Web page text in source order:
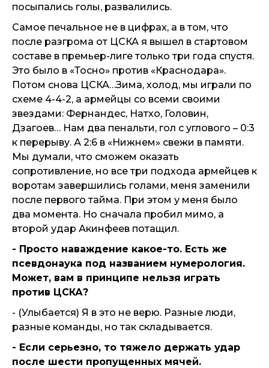
посыпались голы, развалились.
Самое печальное не в цифрах, а в том, что
после разгрома от ЦСКА я вышел в стартовом
составе в премьер-лиге только три года спустя.
Это было в «Тосно» против «Краснодара».
Потом снова ЦСКА…Зима, холод, мы играли по
схеме 4-4-2, а армейцы со всеми своими
звездами: Фернандес, Натхо, Головин,
Дзагоев… Нам два пенальти, гол с углового – 0:3
к перерыву. А 2:6 в «Нижнем» свежи в памяти.
Мы думали, что сможем оказать
сопротивление, но все три подхода армейцев к
воротам завершились голами, меня заменили
после первого тайма. При этом у меня было
два момента. Но сначала пробил мимо, а
второй удар Акинфеев потащил.
- Просто наваждение какое-то. Есть же
псевдонаука под названием нумерология.
Может, вам в принципе нельзя играть
против ЦСКА?
- (Улыбается) Я в это не верю. Разные люди,
разные команды, но так складывается.
- Если серьезно, то тяжело держать удар
после шести пропущенных мячей.